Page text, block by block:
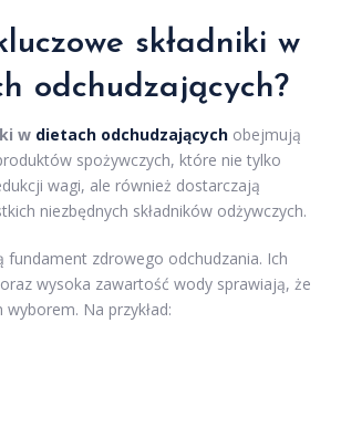
składniki w
odchudzających?
w dietach odchudzających obejmują
spożywczych, które nie tylko
wagi, ale również dostarczają
niezbędnych składników odżywczych.
fundament zdrowego odchudzania. Ich
wysoka zawartość wody sprawiają, że
Na przykład: